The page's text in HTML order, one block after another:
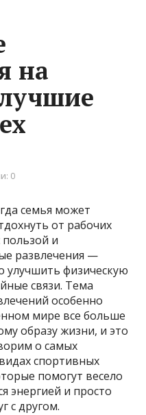
на
0
семья может
от рабочих
и
развлечения —
улучшить физическую
связи. Тема
особенно
мире все больше
образу жизни, и это
о самых
спортивных
помогут весело
энергией и просто
с другом.